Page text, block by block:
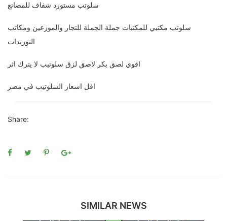
سلوتب مستورد شفاف للمصانع
سلوتب مكتبي للمكتبات جملة الجملة للتجار والموزعين ومكاتب
التوريدات
اقوي لصق بكر لاصق لزق سلوتيب لا يترك اثر
اقل اسعار السلوتيب في مصر
Share:
SIMILAR NEWS